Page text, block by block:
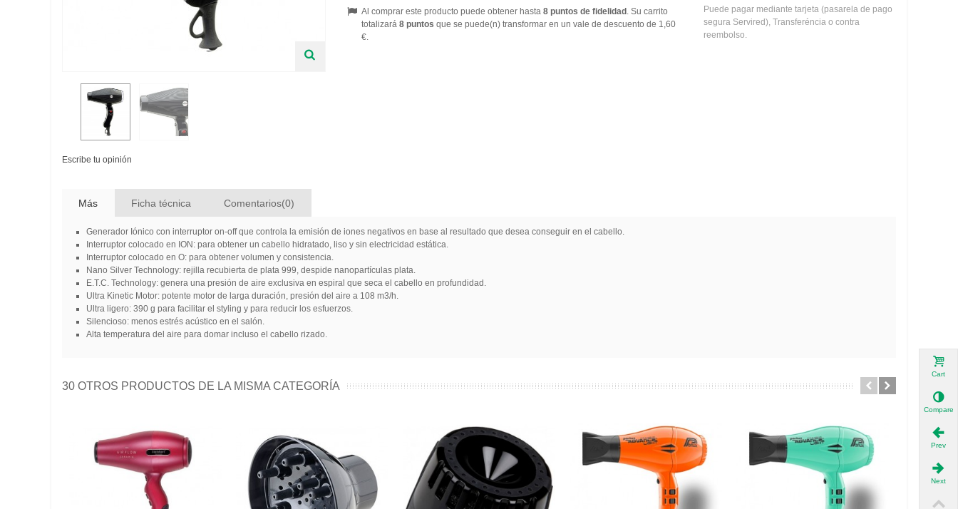
Escribe tu opinión
Al comprar este producto puede obtener hasta 8puntos de fidelidad. Su carrito
totalizará 8puntos que se puede(n) transformar en un vale de descuento de 1,60
€.
Puede pagar mediante tarjeta (pasarela de pago
segura Servired), Transferéncia o contra
reembolso.
Más Ficha técnica Comentarios(0)
Generador Iónico con interruptor on-off que controla la emisión de iones negativos en base al resultado que desea conseguir en el cabello.
Interruptor colocado en ION: para obtener un cabello hidratado, liso y sin electricidad estática.
Interruptor colocado en O: para obtener volumen y consistencia.
Nano Silver Technology: rejilla recubierta de plata 999, despide nanopartículas plata.
E.T.C. Technology: genera una presión de aire exclusiva en espiral que seca el cabello en profundidad.
Ultra Kinetic Motor: potente motor de larga duración, presión del aire a 108 m3/h.
Ultra ligero: 390 g para facilitar el styling y para reducir los esfuerzos.
Silencioso: menos estrés acústico en el salón.
Alta temperatura del aire para domar incluso el cabello rizado.
30 OTROS PRODUCTOS DE LA MISMA CATEGORÍA
Cart
Compare
Prev
Next